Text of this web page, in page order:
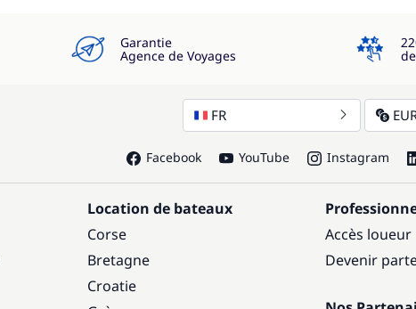
Garantie
Agence de Voyages
4.3
FR
Facebook YouTube Instagram
Location de bateaux
Corse
Bretagne
Croatie
Accès loueur
Devenir